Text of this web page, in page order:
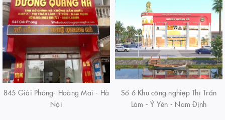
845 Giải Phóng- Hoàng Mai - Hà
Nội
Số 6 Khu công nghiệp Thị Trấn
Lâm - Ý Yên - Nam Định